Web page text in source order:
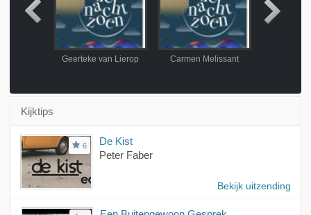
Geerteke van Lierop Carmen Melissant
Kijktips
6
De Kist
Peter Faber
Bekijk uitzending